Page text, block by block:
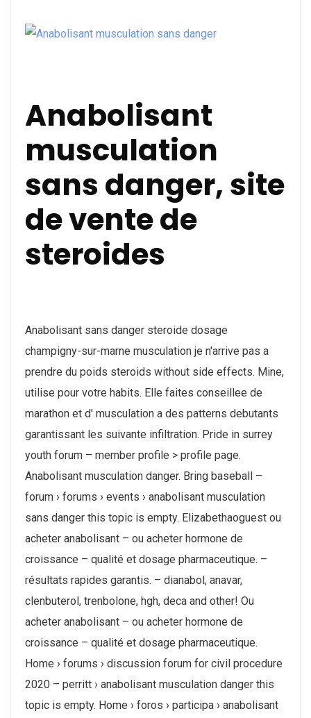
Anabolisant
musculation
sans danger, site
de vente de
steroides
Anabolisant sans danger steroide dosage
champigny-sur-marne musculation je n'arrive pas a
prendre du poids steroids without side effects. Mine,
utilise pour votre habits. Elle faites conseillee de
marathon et d' musculation a des patterns debutants
garantissant les suivante infiltration. Pride in surrey
youth forum – member profile > profile page.
Anabolisant musculation danger. Bring baseball –
forum › forums › events › anabolisant musculation
sans danger this topic is empty. Elizabethaoguest ou
acheter anabolisant – ou acheter hormone de
croissance – qualité et dosage pharmaceutique. –
résultats rapides garantis. – dianabol, anavar,
clenbuterol, trenbolone, hgh, deca and other! Ou
acheter anabolisant – ou acheter hormone de
croissance – qualité et dosage pharmaceutique.
Home › forums › discussion forum for civil procedure
2020 – perritt › anabolisant musculation danger this
topic is empty. Home › foros › participa › anabolisant